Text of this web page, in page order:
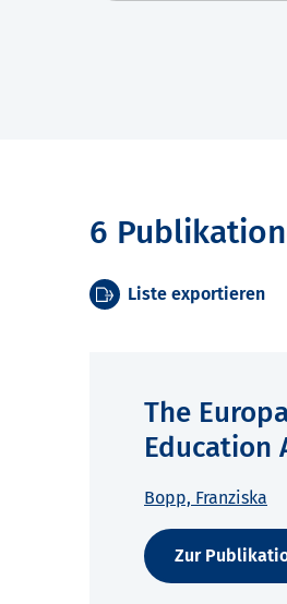
6
Liste exportieren
The
Education
Bopp, Franziska
Zur